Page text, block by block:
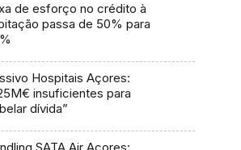
de esforço no crédito à
passa de 50% para
Hospitais Açores:
insuficientes para
dívida”